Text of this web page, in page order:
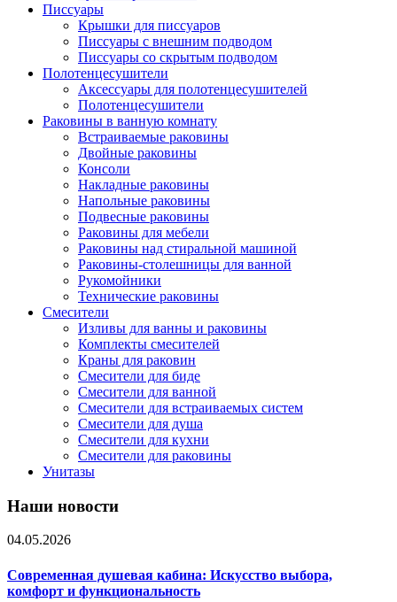
Писсуары
Крышки для писсуаров
Писсуары с внешним подводом
Писсуары со скрытым подводом
Полотенцесушители
Аксессуары для полотенцесушителей
Полотенцесушители
Раковины в ванную комнату
Встраиваемые раковины
Двойные раковины
Консоли
Накладные раковины
Напольные раковины
Подвесные раковины
Раковины для мебели
Раковины над стиральной машиной
Раковины-столешницы для ванной
Рукомойники
Технические раковины
Смесители
Изливы для ванны и раковины
Комплекты смесителей
Краны для раковин
Смесители для биде
Смесители для ванной
Смесители для встраиваемых систем
Смесители для душа
Смесители для кухни
Смесители для раковины
Унитазы
Наши новости
04.05.2026
Современная душевая кабина: Искусство выбора,
комфорт и функциональность